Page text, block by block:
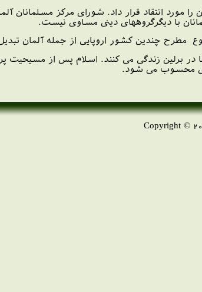
انتقاد قرار داد. شورای مرکز مسلمانان
با دیگرگروههای دینی مساوی نیست.
چندین کشور اروپایی از جمله آلمان
در آلمان زندگی می کنند که از این تعداد 220 هزار نفر آنها در برلین زندگی می
محسوب می شود.
Copyright ©